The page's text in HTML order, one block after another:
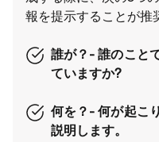
報を提示することが推
誰が？- 誰のこと
ていますか?
何を？- 何が起こ
説明します。